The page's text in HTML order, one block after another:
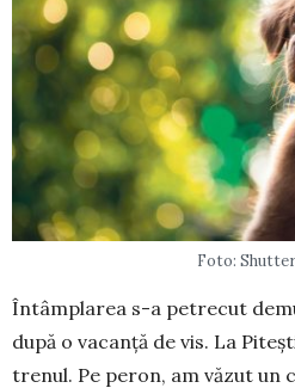
Foto:
Întâmplarea s-a petrecut
după o vacanță de vis. La
trenul. Pe peron, am văzut un